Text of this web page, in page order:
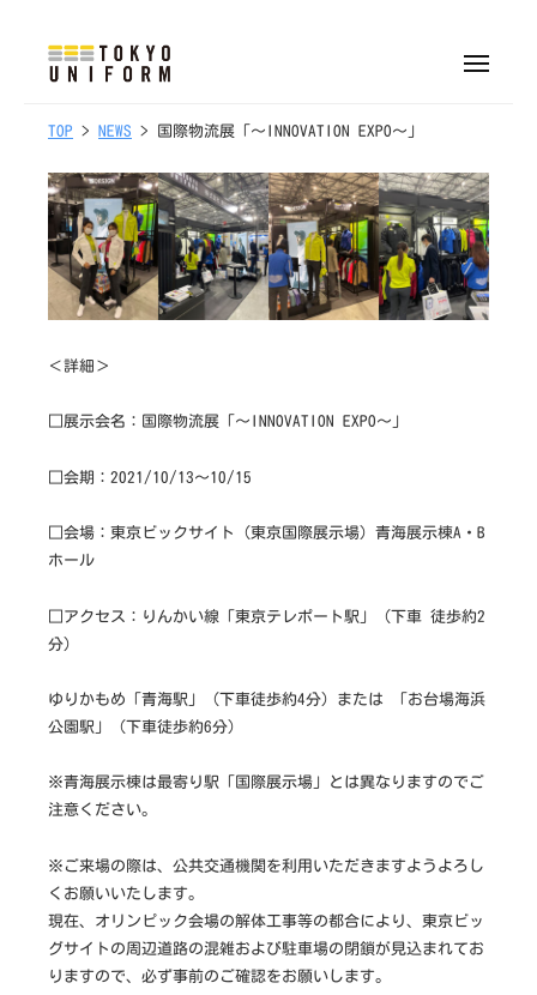
式
会
社
東
京
ユ
フ
ム
リ
ナ
ル
制
服
ニ
ォ
制
作
ら
メ
1
/
1
0
/
2
2
b
t
o
k
y
o
n
f
r
TOP > NEWS > 国際物流展「～INNOVATION EXPO～」
＜詳細＞
□展示会名：国際物流展「～INNOVATION EXPO～」
□会期：2021/10/13～10/15
□会場：東京ビックサイト（東京国際展示場）青海展示棟A・B
ホール
□アクセス：りんかい線「東京テレポート駅」（下車 徒歩約2
分）
ゆりかもめ「青海駅」（下車徒歩約4分）または 「お台場海浜
公園駅」（下車徒歩約6分）
※青海展示棟は最寄り駅「国際展示場」とは異なりますのでご
注意ください。
※ご来場の際は、公共交通機関を利用いただきますようよろし
くお願いいたします。
現在、オリンピック会場の解体工事等の都合により、東京ビッ
グサイトの周辺道路の混雑および駐車場の閉鎖が見込まれてお
りますので、必ず事前のご確認をお願いします。